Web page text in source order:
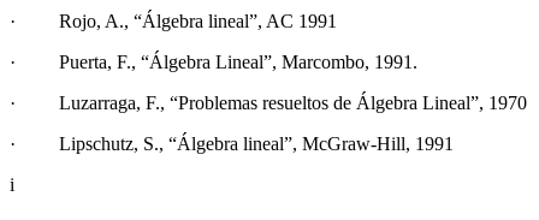
· Rojo, A., “Álgebra lineal”, AC 1991
· Puerta, F., “Álgebra Lineal”, Marcombo, 1991.
· Luzarraga, F., “Problemas resueltos de Álgebra Lineal”, 1970
· Lipschutz, S., “Álgebra lineal”, McGraw-Hill, 1991
i